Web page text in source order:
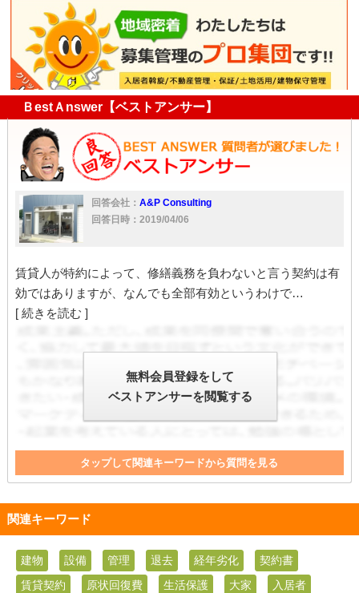
賃貸契約 原状回復費 生活保護
劣化
維持 管理業 通知 家 クロス
修繕義務
入居
貸主 鍵 工事 拒否 対応 壁
共有
塗装
電話 死亡 鍵交換 費用負担 電気
水道
生活保護者
防犯 敷金 原状回復 管理義務 交換
ＢestＡnswer【ベストアンサー】
回答会社： A&P Consulting
回答日時：2019/04/06
賃貸人が特約によって、修繕義務を負わないと言う契約は有
効ではありますが、なんでも全部有効というわけで…
[ 続きを読む ]
無料会員登録をして
ベストアンサーを閲覧する
タップして関連キーワードから質問を見る
設備 損害 契約書 故意 入居者
ガイドライン
賃借人
修繕義務 入居 貸主 鍵 借主
鍵交換
水道
特約
関連キーワード
建物 設備 管理 退去 経年劣化
契約書
賃貸契約
原状回復費 生活保護 大家
入居者